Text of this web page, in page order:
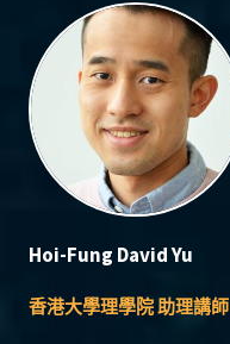
Hoi-Fung David Yu
香港大學理學院 助理講師